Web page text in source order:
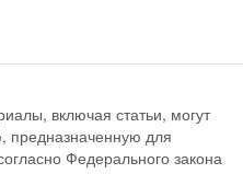
включая статьи, могут
для
Федерального закона